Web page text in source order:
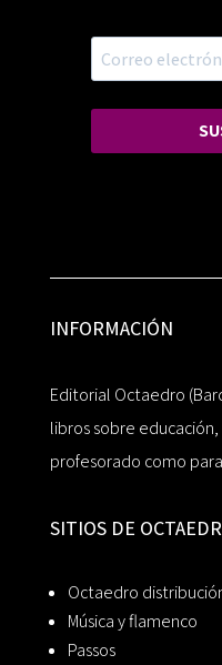
INFORMACIÓN
Editorial Octaedro
libros sobre
profesorado como
SITIOS DE
Octaedro
Música y flamenco
Passos